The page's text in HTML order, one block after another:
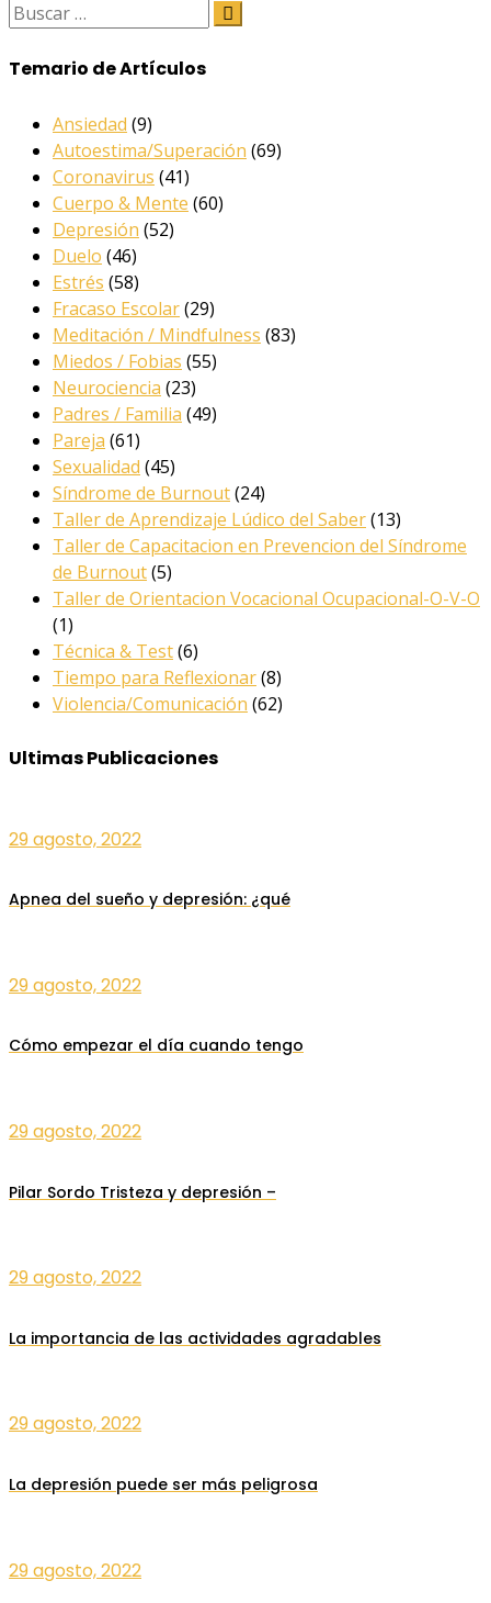
Temario de Artículos
Ansiedad (9)
Autoestima/Superación (69)
Coronavirus (41)
Cuerpo & Mente (60)
Depresión (52)
Duelo (46)
Estrés (58)
Fracaso Escolar(29)
Meditación / Mindfulness (83)
Miedos / Fobias (55)
Neurociencia (23)
Padres / Familia (49)
Pareja (61)
Sexualidad (45)
Síndrome de Burnout(24)
Taller de Aprendizaje Lúdico del Saber(13)
Taller de Capacitacion en Prevencion del Síndrome
de Burnout(5)
Taller de Orientacion Vocacional Ocupacional-O-V-O
(1)
Técnica & Test(6)
Tiempo para Reflexionar(8)
Violencia/Comunicación (62)
Ultimas Publicaciones
29 agosto, 2022
Apnea del sueño y depresión: ¿qué
29 agosto, 2022
Cómo empezar el día cuando tengo
29 agosto, 2022
Pilar Sordo Tristeza y depresión –
29 agosto, 2022
La importancia de las actividades agradables
29 agosto, 2022
La depresión puede ser más peligrosa
29 agosto, 2022